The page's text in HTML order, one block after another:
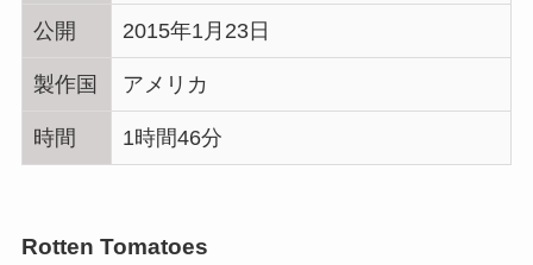
公開 2015年1月23日
製作国 アメリカ
時間 1時間46分
Rotten Tomatoes